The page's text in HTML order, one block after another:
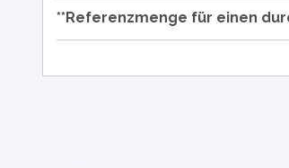
**Referenzmenge für einen